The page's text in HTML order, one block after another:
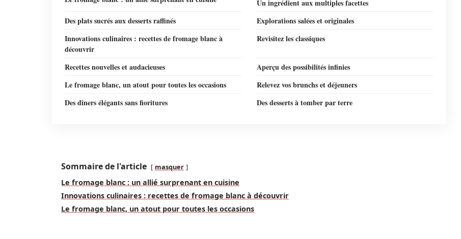
Un ingrédient aux multiples facettes
Des plats sucrés aux desserts raffinés
Explorations salées et originales
Innovations culinaires : recettes de fromage blanc à
découvrir
Revisitez les classiques
Recettes nouvelles et audacieuses
Aperçu des possibilités infinies
Le fromage blanc, un atout pour toutes les occasions
Relevez vos brunchs et déjeuners
Des dîners élégants sans fioritures
Des desserts à tomber par terre
Sommaire de l'article masquer
Le fromage blanc : un allié surprenant en cuisine
Innovations culinaires : recettes de fromage blanc à découvrir
Le fromage blanc, un atout pour toutes les occasions